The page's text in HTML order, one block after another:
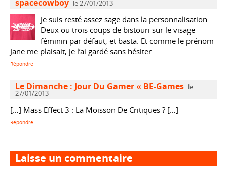
spacecowboy le 27/01/2013
Je suis resté assez sage dans la personnalisation.
Deux ou trois coups de bistouri sur le visage
féminin par défaut, et basta. Et comme le prénom
Jane me plaisait, je l’ai gardé sans hésiter.
Répondre
Le Dimanche : Jour Du Gamer « BE-Games le
27/01/2013
[…] Mass Effect 3 : La Moisson De Critiques ? […]
Répondre
Laisse un commentaire